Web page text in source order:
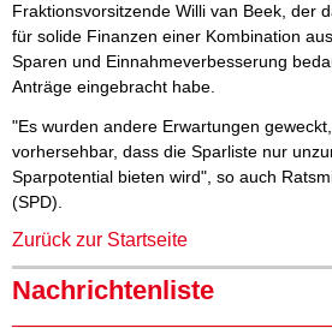
Fraktionsvorsitzende Willi van Beek, der
für solide Finanzen einer Kombination
Sparen und Einnahmeverbesserung
Anträge eingebracht habe.
"Es wurden andere Erwartungen
vorhersehbar, dass die Sparliste nur
Sparpotential bieten wird", so auch
(SPD).
Zurück zur Startseite
Nachrichtenliste